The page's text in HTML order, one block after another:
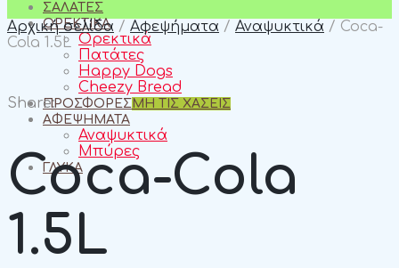
ΣΑΛΆΤΕΣ
ΟΡΕΚΤΙΚΆ
Ορεκτικά
Πατάτες
Happy Dogs
Cheezy Bread
ΠΡΟΣΦΟΡΈΣ ΜΗ ΤΙΣ ΧΑΣΕΙΣ
ΑΦΕΨΉΜΑΤΑ
Αναψυκτικά
Μπύρες
ΓΛΥΚΆ
Αρχική σελίδα / Αφεψήματα / Αναψυκτικά / Coca-
Cola 1.5L
Share:
Coca-Cola
1.5L